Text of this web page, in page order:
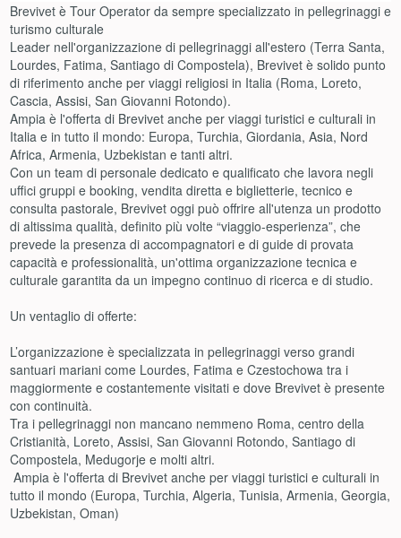
Brevivet è Tour Operator da sempre specializzato in pellegrinaggi e
turismo culturale
Leader nell'organizzazione di pellegrinaggi all'estero (Terra Santa,
Lourdes, Fatima, Santiago di Compostela), Brevivet è solido punto
di riferimento anche per viaggi religiosi in Italia (Roma, Loreto,
Cascia, Assisi, San Giovanni Rotondo).
Ampia è l'offerta di Brevivet anche per viaggi turistici e culturali in
Italia e in tutto il mondo: Europa, Turchia, Giordania, Asia, Nord
Africa, Armenia, Uzbekistan e tanti altri.
Con un team di personale dedicato e qualificato che lavora negli
uffici gruppi e booking, vendita diretta e biglietterie, tecnico e
consulta pastorale, Brevivet oggi può offrire all'utenza un prodotto
di altissima qualità, definito più volte “viaggio-esperienza”, che
prevede la presenza di accompagnatori e di guide di provata
capacità e professionalità, un'ottima organizzazione tecnica e
culturale garantita da un impegno continuo di ricerca e di studio.
Un ventaglio di offerte:
L’organizzazione è specializzata in pellegrinaggi verso grandi
santuari mariani come Lourdes, Fatima e Czestochowa tra i
maggiormente e costantemente visitati e dove Brevivet è presente
con continuità.
Tra i pellegrinaggi non mancano nemmeno Roma, centro della
Cristianità, Loreto, Assisi, San Giovanni Rotondo, Santiago di
Compostela, Medugorje e molti altri.
Ampia è l'offerta di Brevivet anche per viaggi turistici e culturali in
tutto il mondo (Europa, Turchia, Algeria, Tunisia, Armenia, Georgia,
Uzbekistan, Oman)